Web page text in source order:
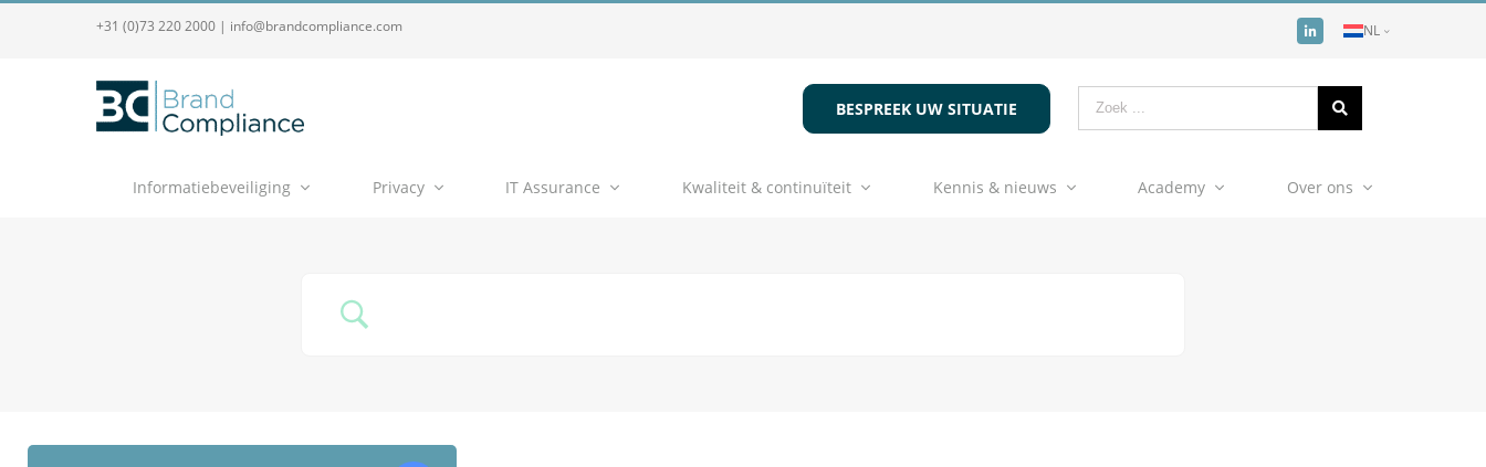
+31 (0)73 220 2000 | info@brandcompliance.com NL
BESPREEK UW SITUATIE
Informatiebeveiliging Privacy IT Assurance Kwaliteit & continuïteit Kennis & nieuws Academy Over ons